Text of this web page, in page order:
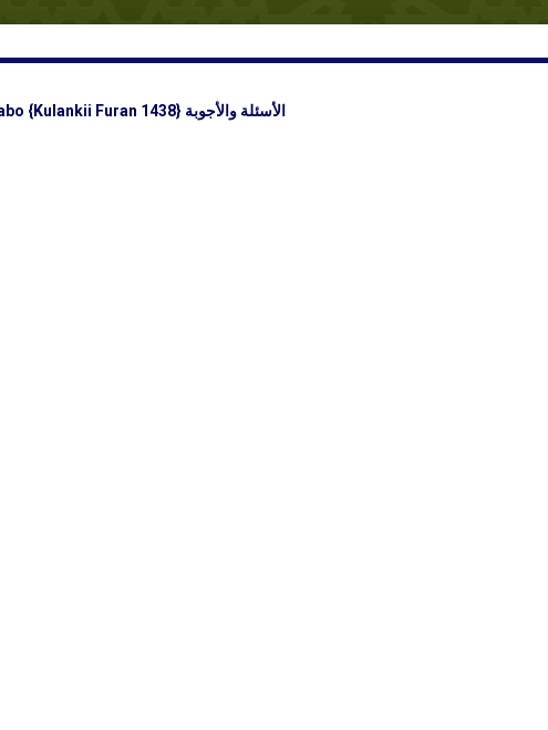
Su’aalo iyo Jawaabo {Kulankii Furan 1438} الأسئلة والأجوبة